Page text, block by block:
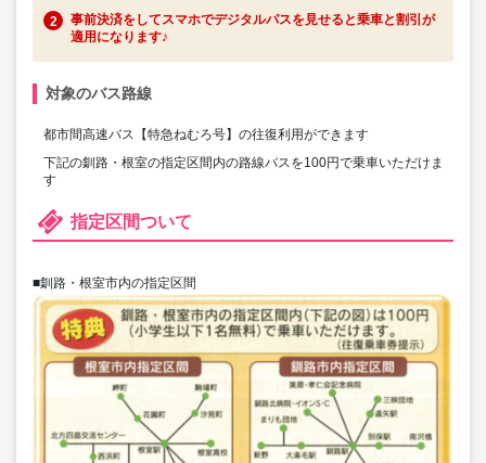
事前決済をしてスマホでデジタルパスを見せると乗車と割引が
適用になります♪
対象のバス路線
都市間高速バス【特急ねむろ号】の往復利用ができます
下記の釧路・根室の指定区間内の路線バスを100円で乗車いただけま
す
指定区間ついて
■釧路・根室市内の指定区間